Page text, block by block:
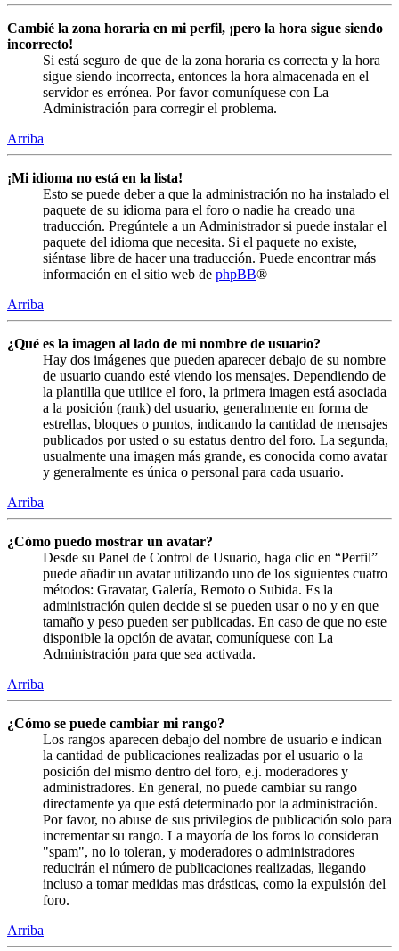
Cambié la zona horaria en mi perfil, ¡pero la hora sigue siendo
incorrecto!
Si está seguro de que de la zona horaria es correcta y la hora
sigue siendo incorrecta, entonces la hora almacenada en el
servidor es errónea. Por favor comuníquese con La
Administración para corregir el problema.
Arriba
¡Mi idioma no está en la lista!
Esto se puede deber a que la administración no ha instalado el
paquete de su idioma para el foro o nadie ha creado una
traducción. Pregúntele a un Administrador si puede instalar el
paquete del idioma que necesita. Si el paquete no existe,
siéntase libre de hacer una traducción. Puede encontrar más
información en el sitio web de phpBB®
Arriba
¿Qué es la imagen al lado de mi nombre de usuario?
Hay dos imágenes que pueden aparecer debajo de su nombre
de usuario cuando esté viendo los mensajes. Dependiendo de
la plantilla que utilice el foro, la primera imagen está asociada
a la posición (rank) del usuario, generalmente en forma de
estrellas, bloques o puntos, indicando la cantidad de mensajes
publicados por usted o su estatus dentro del foro. La segunda,
usualmente una imagen más grande, es conocida como avatar
y generalmente es única o personal para cada usuario.
Arriba
¿Cómo puedo mostrar un avatar?
Desde su Panel de Control de Usuario, haga clic en “Perfil”
puede añadir un avatar utilizando uno de los siguientes cuatro
métodos: Gravatar, Galería, Remoto o Subida. Es la
administración quien decide si se pueden usar o no y en que
tamaño y peso pueden ser publicadas. En caso de que no este
disponible la opción de avatar, comuníquese con La
Administración para que sea activada.
Arriba
¿Cómo se puede cambiar mi rango?
Los rangos aparecen debajo del nombre de usuario e indican
la cantidad de publicaciones realizadas por el usuario o la
posición del mismo dentro del foro, e.j. moderadores y
administradores. En general, no puede cambiar su rango
directamente ya que está determinado por la administración.
Por favor, no abuse de sus privilegios de publicación solo para
incrementar su rango. La mayoría de los foros lo consideran
"spam", no lo toleran, y moderadores o administradores
reducirán el número de publicaciones realizadas, llegando
incluso a tomar medidas mas drásticas, como la expulsión del
foro.
Arriba